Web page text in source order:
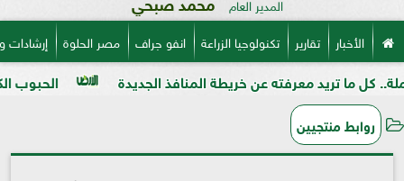
الأخبار تقارير تكنولوجيا الزراعة انفو جراف مصر الحلوة
الحبوب الكاملة معرفته عن خريطة المنافذ الجديدة
روابط منتجيين